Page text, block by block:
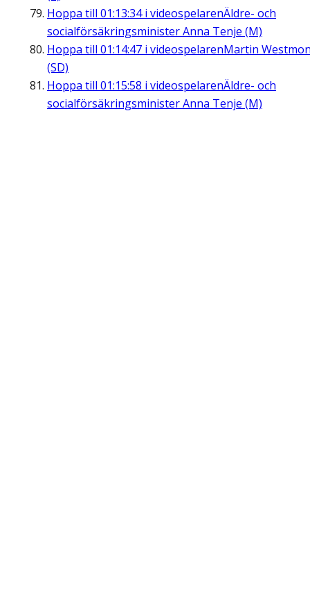
Hoppa till 01:13:34i videospelarenÄldre- och
socialförsäkringsminister Anna Tenje (M)
Hoppa till 01:14:47 i videospelarenMartin
(SD)
Hoppa till 01:15:58 i videospelarenÄldre- och
socialförsäkringsminister Anna Tenje (M)